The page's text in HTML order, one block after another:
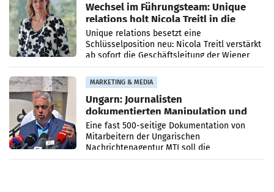
Wechsel im Führungsteam: Unique
relations holt Nicola Treitl in die
Geschäftsleitung
Unique relations besetzt eine
Schlüsselposition neu: Nicola Treitl verstärkt
ab sofort die Geschäftsleitung der Wiener
PR-Agentur an der Seite von Josef Kalina und
Anna Kalina-Mahr.
MARKETING & MEDIA
Ungarn: Journalisten
dokumentierten Manipulation und
Zensur
Eine fast 500-seitige Dokumentation von
Mitarbeitern der Ungarischen
Nachrichtenagentur MTI soll die
systematische Nachrichten-Manipulation und